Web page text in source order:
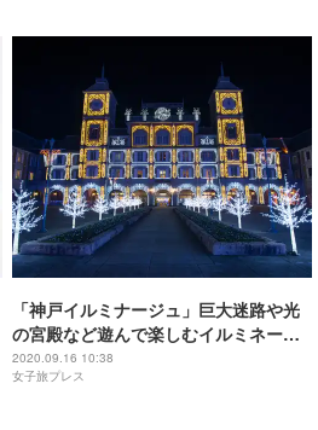
「神戸イルミナージュ」巨大迷路や光
の宮殿など遊んで楽しむイルミネーシ
ョン
2020.09.16 10:38
女子旅プレス